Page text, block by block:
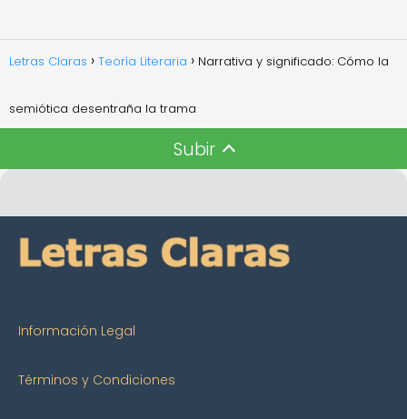
Letras Claras Teoría Literaria Narrativa y significado: Cómo la
semiótica desentraña la trama
Subir
Información Legal
Términos y Condiciones